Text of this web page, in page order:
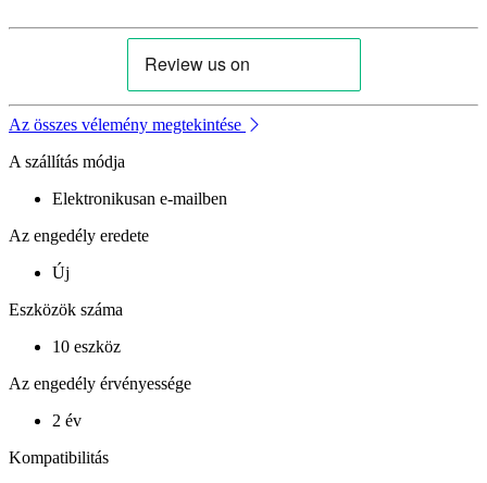
Az összes vélemény megtekintése
A szállítás módja
Elektronikusan e-mailben
Az engedély eredete
Új
Eszközök száma
10 eszköz
Az engedély érvényessége
2 év
Kompatibilitás